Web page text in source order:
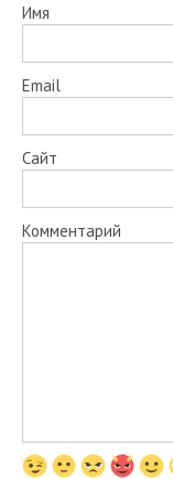
Имя
Email
Сайт
Комментарий